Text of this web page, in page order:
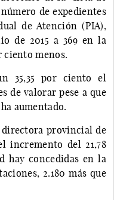
de expedientes
de Atención (PIA),
de 2015 a 369 en la
ciento menos.
35,35 por ciento el
de valorar pese a que
aumentado.
directora provincial de
incremento del 21,78
hay concedidas en la
2.180 más que